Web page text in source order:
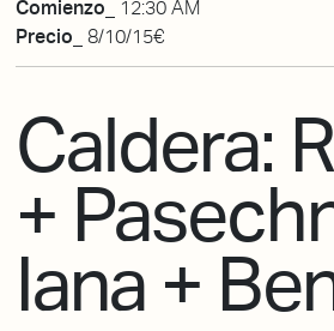
Comienzo_
12:30 AM
Precio_ 8/10/15€
Caldera:
+
Iana +